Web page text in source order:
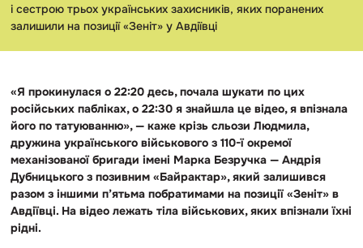
і сестрою трьох українських захисників, яких поранених
залишили на позиції «Зеніт» у Авдіївці
«Я прокинулася о 22:20 десь, почала шукати по цих
російських пабліках, о 22:30 я знайшла це відео, я впізнала
його по татуюванню», — каже крізь сльози Людмила,
дружина українського військового з 110-ї окремої
механізованої бригади імені Марка Безручка — Андрія
Дубницького з позивним «Байрактар», який залишився
разом з іншими п’ятьма побратимами на позиції «Зеніт» в
Авдіївці. На відео лежать тіла військових, яких впізнали їхні
рідні.